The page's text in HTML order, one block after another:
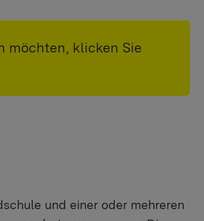
möchten, klicken Sie
und einer oder mehreren